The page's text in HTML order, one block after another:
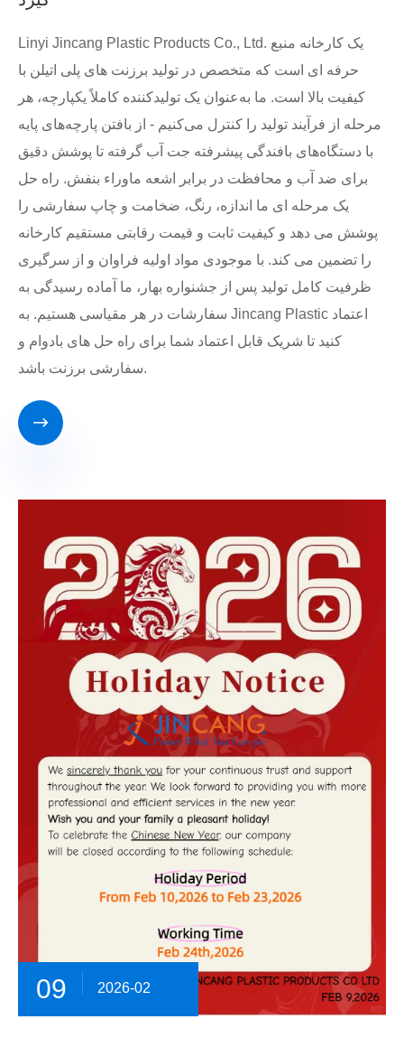
Linyi Jincang Plastic Products Co., Ltd. یک کارخانه منبع
حرفه ای است که متخصص در تولید برزنت های پلی اتیلن با
کیفیت بالا است. ما به‌عنوان یک تولیدکننده کاملاً یکپارچه، هر
مرحله از فرآیند تولید را کنترل می‌کنیم - از بافتن پارچه‌های پایه
با دستگاه‌های بافندگی پیشرفته جت آب گرفته تا پوشش دقیق
برای ضد آب و محافظت در برابر اشعه ماوراء بنفش. راه حل
یک مرحله ای ما اندازه، رنگ، ضخامت و چاپ سفارشی را
پوشش می دهد و کیفیت ثابت و قیمت رقابتی مستقیم کارخانه
را تضمین می کند. با موجودی مواد اولیه فراوان و از سرگیری
ظرفیت کامل تولید پس از جشنواره بهار، ما آماده رسیدگی به
سفارشات در هر مقیاسی هستیم. به Jincang Plastic اعتماد
کنید تا شریک قابل اعتماد شما برای راه حل های بادوام و
سفارشی برزنت باشد.

09 2026-02